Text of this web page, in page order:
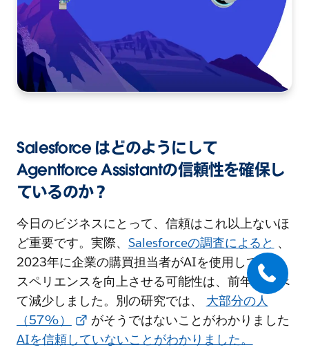
Salesforce はどのようにして
Agentforce Assistantの信頼性を確保し
ているのか？
今日のビジネスにとって、信頼はこれ以上ないほ
ど重要です。実際、 Salesforceの調査によると 、
2023年に企業の購買担当者がAIを使用してエク
スペリエンスを向上させる可能性は、前年に比べ
て減少しました。別の研究では、 大部分の人
（57%）
がそうではないことがわかりました
AIを信頼していないことがわかりました。